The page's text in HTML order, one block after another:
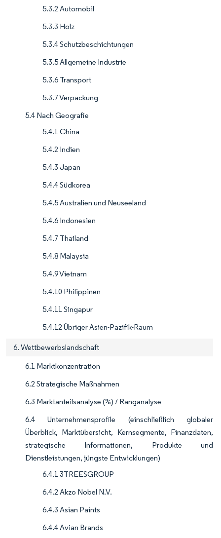
5.3.2 Automobil
5.3.3 Holz
5.3.4 Schutzbeschichtungen
5.3.5 Allgemeine Industrie
5.3.6 Transport
5.3.7 Verpackung
5.4 Nach Geografie
5.4.1 China
5.4.2 Indien
5.4.3 Japan
5.4.4 Südkorea
5.4.5 Australien und Neuseeland
5.4.6 Indonesien
5.4.7 Thailand
5.4.8 Malaysia
5.4.9 Vietnam
5.4.10 Philippinen
5.4.11 Singapur
5.4.12 Übriger Asien-Pazifik-Raum
6. Wettbewerbslandschaft
6.1 Marktkonzentration
6.2 Strategische Maßnahmen
6.3 Marktanteilsanalyse (%) / Ranganalyse
6.4 Unternehmensprofile (einschließlich globaler
Überblick, Marktübersicht, Kernsegmente, Finanzdaten,
strategische Informationen, Produkte und
Dienstleistungen, jüngste Entwicklungen)
6.4.1 3TREESGROUP
6.4.2 Akzo Nobel N.V.
6.4.3 Asian Paints
6.4.4 Avian Brands